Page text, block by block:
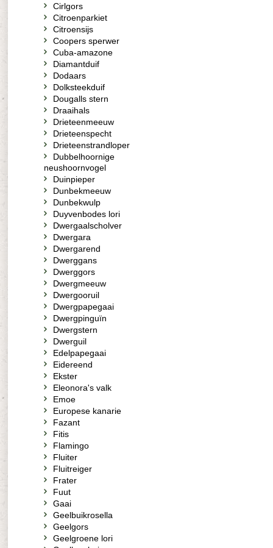
Cirlgors
Citroenparkiet
Citroensijs
Coopers sperwer
Cuba-amazone
Diamantduif
Dodaars
Dolksteekduif
Dougalls stern
Draaihals
Drieteenmeeuw
Drieteenspecht
Drieteenstrandloper
Dubbelhoornige
neushoornvogel
Duinpieper
Dunbekmeeuw
Dunbekwulp
Duyvenbodes lori
Dwergaalscholver
Dwergara
Dwergarend
Dwerggans
Dwerggors
Dwergmeeuw
Dwergooruil
Dwergpapegaai
Dwergpinguïn
Dwergstern
Dwerguil
Edelpapegaai
Eidereend
Ekster
Eleonora's valk
Emoe
Europese kanarie
Fazant
Fitis
Flamingo
Fluiter
Fluitreiger
Frater
Fuut
Gaai
Geelbuikrosella
Geelgors
Geelgroene lori